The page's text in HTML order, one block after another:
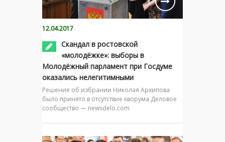
12.04.2017
Скандал в ростовской
«молодёжке»: выборы в
Молодёжный парламент при Госдуме
оказались нелегитимными
Решение об избрании Николая Архипова
было принято в отсутствие кворума Деловое
сообщество — newsdelo.com